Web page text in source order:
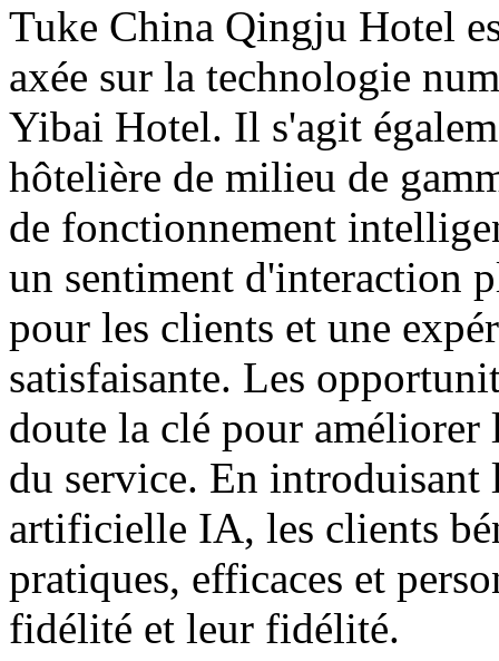
Tuke China Qingju Hotel
axée sur la technologie
Yibai Hotel. Il s'agit
hôtelière de milieu de
de fonctionnement
un sentiment d'interaction
pour les clients et une
satisfaisante. Les
doute la clé pour améliorer
du service. En
artificielle IA, les clients
pratiques, efficaces et
fidélité et leur fidélité.